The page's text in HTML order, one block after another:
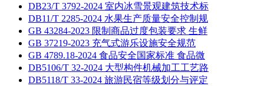
DB23/T 3792-2024 室内冰雪景观建筑技术标
DB11/T 2285-2024 水果生产质量安全控制规
GB 43284-2023 限制商品过度包装要求 生鲜
GB 37219-2023 充气式游乐设施安全规范
GB 4789.18-2024 食品安全国家标准 食品微
DB5106/T 32-2024 大型构件机械加工工艺路
DB5118/T 33-2024 旅游民宿等级划分与评定